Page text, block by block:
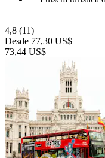
4,8 (11)
Desde 77,30 US$
73,44 US$